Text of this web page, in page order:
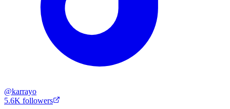
@karrayo
5.6K followers